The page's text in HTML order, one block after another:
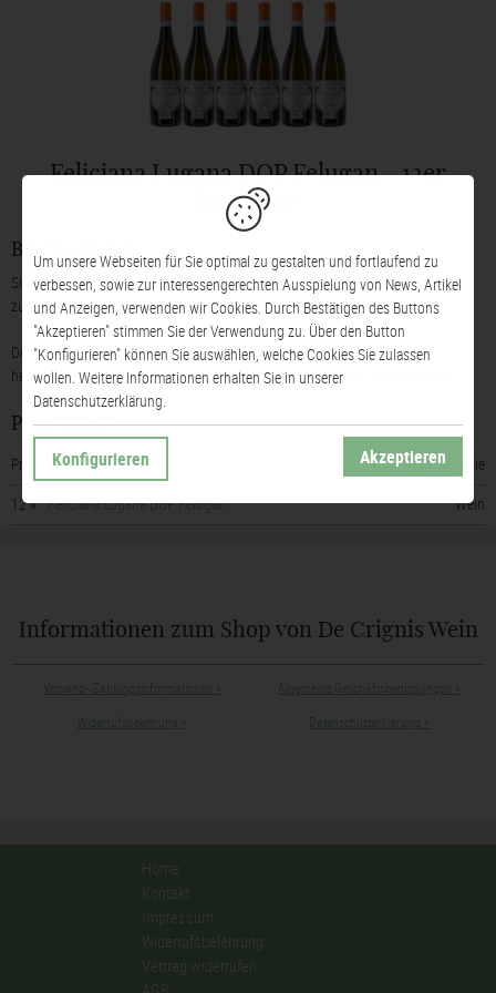
Feliciana Lugana DOP Felugan - 12er
Sparpaket
Beschreibung
Sie erhalten 12 Flaschen des Lugana Felugan DOP 2025 der Cantine Feliciana
zum Paketsparpreis.
Der Lugana Felugan der Azienda Agricola Feliciana ist ein leicht blumiger,
harmonischer Weisswein vom Gardasee mit zurückhaltender Säurestruktur.
Paketinhalt
Produktname
Kategorie
12 × Feliciana Lugana DOP Felugan Wein
Informationen zum Shop von De Crignis Wein
Versand-/Zahlungsinformationen Allgemeine Geschäftsbedingungen
Widerrufsbelehrung Datenschutzerklärung
Um unsere Webseiten für Sie optimal zu gestalten und fortlaufend zu
verbessen, sowie zur interessengerechten Ausspielung von News, Artikel
und Anzeigen, verwenden wir Cookies. Durch Bestätigen des Buttons
"Akzeptieren" stimmen Sie der Verwendung zu. Über den Button
"Konfigurieren" können Sie auswählen, welche Cookies Sie zulassen
wollen. Weitere Informationen erhalten Sie in unserer
Datenschutzerklärung.
Konfigurieren Akzeptieren
Home
Kontakt
Impressum
Widerrufsbelehrung
Vertrag widerrufen